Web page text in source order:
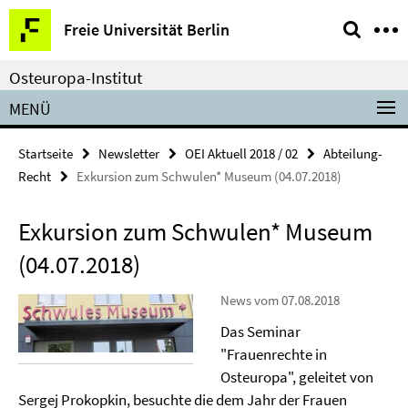
Springe
direkt
zu
Inhalt
Freie Universität Berlin
Service-
Navigation
Osteuropa-Institut
MENÜ
Startseite Newsletter OEI Aktuell 2018 / 02
Abteilung-
Recht
Exkursion zum Schwulen* Museum (04.07.2018)
Exkursion zum Schwulen* Museum
(04.07.2018)
News vom 07.08.2018
Das Seminar
"Frauenrechte in
Osteuropa", geleitet von
Sergej Prokopkin, besuchte die dem Jahr der Frauen